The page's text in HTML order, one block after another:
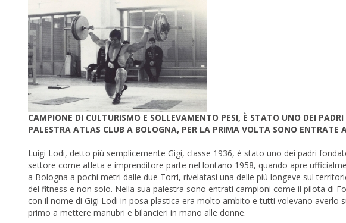
CAMPIONE DI CULTURISMO E SOLLEVAMENTO PESI, È STATO UNO DEI
PALESTRA ATLAS CLUB A BOLOGNA, PER LA PRIMA VOLTA SONO ENTRATE
Luigi Lodi, detto più semplicemente Gigi, classe 1936, è stato uno dei padri
settore come atleta e imprenditore parte nel lontano 1958, quando apre
a Bologna a pochi metri dalle due Torri, rivelatasi una delle più longeve sul
del fitness e non solo. Nella sua palestra sono entrati campioni come il pilota di
con il nome di Gigi Lodi in posa plastica era molto ambito e tutti volevano averlo
primo a mettere manubri e bilancieri in mano alle donne.